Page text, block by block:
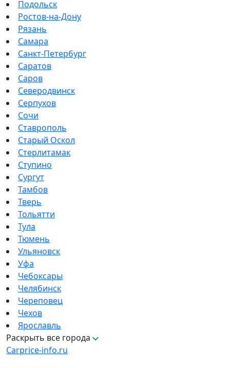
Подольск
Ростов-на-Дону
Рязань
Самара
Санкт-Петербург
Саратов
Саров
Северодвинск
Серпухов
Сочи
Ставрополь
Старый Оскол
Стерлитамак
Ступино
Сургут
Тамбов
Тверь
Тольятти
Тула
Тюмень
Ульяновск
Уфа
Чебоксары
Челябинск
Череповец
Чехов
Ярославль
Раскрыть все города
Carprice-info.ru